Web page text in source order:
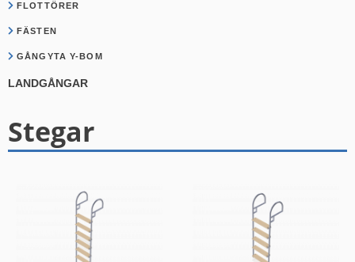
FLOTTÖRER
FÄSTEN
GÅNGYTA Y-BOM
LANDGÅNGAR
Stegar